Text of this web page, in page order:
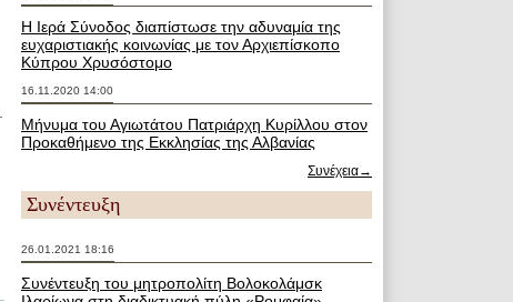
Η Ιερά Σύνοδος διαπίστωσε την αδυναμία της
ευχαριστιακής κοινωνίας με τον Αρχιεπίσκοπο
Κύπρου Χρυσόστομο
16.11.2020 14:00
Μήνυμα του Αγιωτάτου Πατριάρχη Κυρίλλου στον
Προκαθήμενο της Εκκλησίας της Αλβανίας
Συνέχεια→
Συνέντευξη
26.01.2021 18:16
Συνέντευξη του μητροπολίτη Βολοκολάμσκ